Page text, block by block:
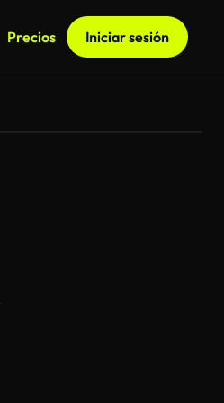
Precios Iniciar sesión